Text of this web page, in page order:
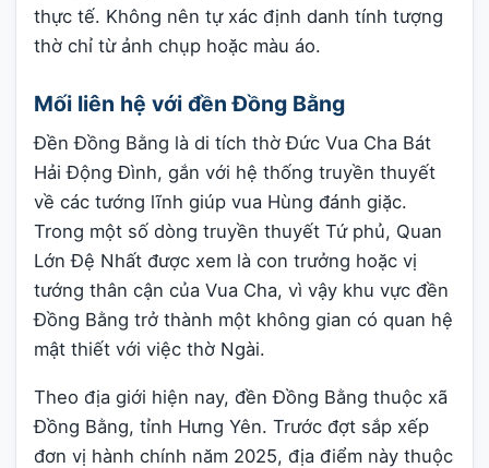
thực tế. Không nên tự xác định danh tính tượng
thờ chỉ từ ảnh chụp hoặc màu áo.
Mối liên hệ với đền Đồng Bằng
Đền Đồng Bằng là di tích thờ Đức Vua Cha Bát
Hải Động Đình, gắn với hệ thống truyền thuyết
về các tướng lĩnh giúp vua Hùng đánh giặc.
Trong một số dòng truyền thuyết Tứ phủ, Quan
Lớn Đệ Nhất được xem là con trưởng hoặc vị
tướng thân cận của Vua Cha, vì vậy khu vực đền
Đồng Bằng trở thành một không gian có quan hệ
mật thiết với việc thờ Ngài.
Theo địa giới hiện nay, đền Đồng Bằng thuộc xã
Đồng Bằng, tỉnh Hưng Yên. Trước đợt sắp xếp
đơn vị hành chính năm 2025, địa điểm này thuộc